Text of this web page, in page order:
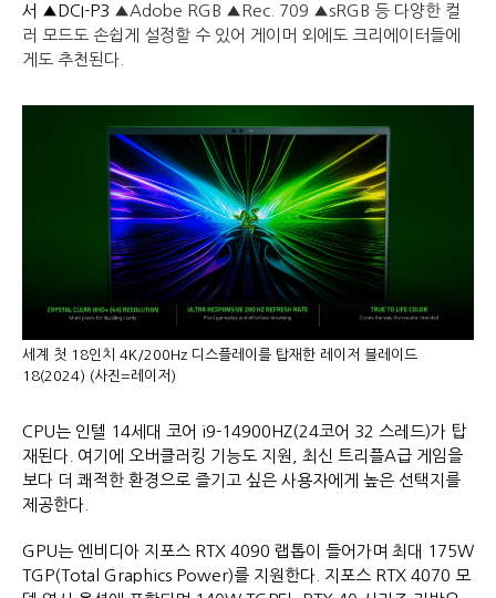
서 ▲DCI-P3 ▲Adobe RGB ▲Rec. 709 ▲sRGB 등 다양한 컬
러 모드도 손쉽게 설정할 수 있어 게이머 외에도 크리에이터들에
게도 추천된다.
세계 첫 18인치 4K/200Hz 디스플레이를 탑재한 레이저 블레이드
18(2024) (사진=레이저)
CPU는 인텔 14세대 코어 i9-14900HZ(24코어 32 스레드)가 탑
재된다. 여기에 오버클러킹 기능도 지원, 최신 트리플A급 게임을
보다 더 쾌적한 환경으로 즐기고 싶은 사용자에게 높은 선택지를
제공한다.
GPU는 엔비디아 지포스 RTX 4090 랩톱이 들어가며 최대 175W
TGP(Total Graphics Power)를 지원한다. 지포스 RTX 4070 모